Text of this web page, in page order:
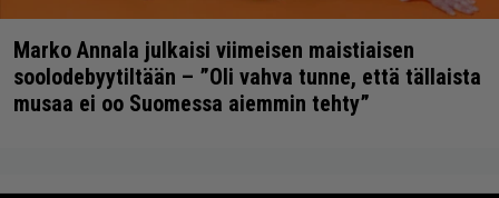
Marko Annala julkaisi viimeisen maistiaisen
soolodebyytiltään – ”Oli vahva tunne, että tällaista
musaa ei oo Suomessa aiemmin tehty”